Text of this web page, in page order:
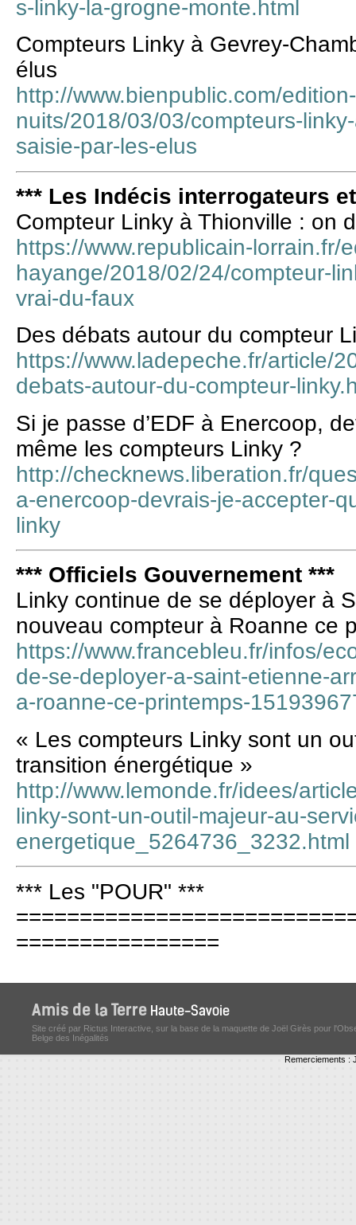
s-linky-la-grogne-monte.html
Compteurs Linky à Gevrey-
élus
http://www.bienpublic.com/
nuits/2018/03/03/compteurs-
saisie-par-les-elus
*** Les Indécis interrogateurs
Compteur Linky à Thionville : on
https://www.republicain-lorrain.fr/
hayange/2018/02/24/compteur-
vrai-du-faux
Des débats autour du compteur
https://www.ladepeche.fr/article/
debats-autour-du-compteur-
Si je passe d’EDF à Enercoop,
même les compteurs Linky ?
http://checknews.liberation.fr/
a-enercoop-devrais-je-accepter-
linky
*** Officiels Gouvernement ***
Linky continue de se déployer à
nouveau compteur à Roanne ce
https://www.francebleu.fr/infos/
de-se-deployer-a-saint-etienne-
a-roanne-ce-printemps-
« Les compteurs Linky sont un
transition énergétique »
http://www.lemonde.fr/idees/
linky-sont-un-outil-majeur-au-
energetique_5264736_3232.html
*** Les "POUR" ***
================
Site créé par Rictus Interactive, sur la base de la maquette de Joël Girès pour
Belge des Inégalités
Remerciements :